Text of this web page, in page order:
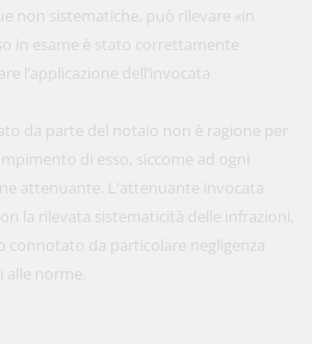
non sistematiche, può rilevare «in
in esame è stato correttamente
l’applicazione dell’invocata
da parte del notaio non è ragione per
di esso, siccome ad ogni
attenuante. L'attenuante invocata
la rilevata sistematicità delle infrazioni,
connotato da particolare negligenza
norme.